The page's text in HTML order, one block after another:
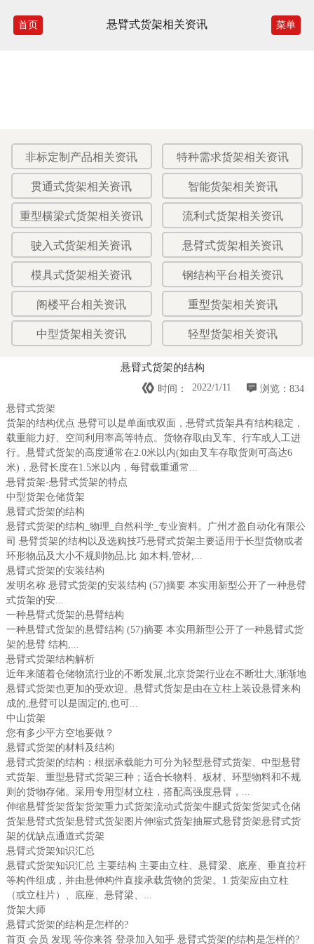
首页 悬臂式货架相关资讯 菜单
非标定制产品相关资讯 特种需求货架相关资讯
贯通式货架相关资讯 智能货架相关资讯
重型横梁式货架相关资讯 流利式货架相关资讯
驶入式货架相关资讯 悬臂式货架相关资讯
模具式货架相关资讯 钢结构平台相关资讯
阁楼平台相关资讯 重型货架相关资讯
中型货架相关资讯 轻型货架相关资讯
悬臂式货架的结构
 浏览：834
 时间：
2022/1/11
悬臂式货架
货架的结构优点 悬臂可以是单面或双面，悬臂式货架具有结构稳定，
载重能力好、空间利用率高等特点。货物存取由叉车、行车或人工进
行。悬臂式货架的高度通常在2.0米以内(如由叉车存取货则可高达6
米)，悬臂长度在1.5米以内，每臂载重通常...
悬臂货架-悬臂式货架的特点
中型货架仓储货架
悬臂式货架的结构
悬臂式货架的结构_物理_自然科学_专业资料。广州才盈自动化有限公
司 悬臂货架的结构以及选购技巧悬臂式货架主要适用于长型货物或者
环形物品及大小不规则物品,比 如木料,管材,...
悬臂式货架的安装结构
发明名称 悬臂式货架的安装结构 (57)摘要 本实用新型公开了一种悬臂
式货架的安...
一种悬臂式货架的悬臂结构
一种悬臂式货架的悬臂结构 (57)摘要 本实用新型公开了一种悬臂式货
架的悬臂 结构,...
悬臂式货架结构解析
近年来随着仓储物流行业的不断发展,北京货架行业在不断壮大,渐渐地
悬臂式货架也更加的受欢迎。悬臂式货架是由在立柱上装设悬臂来构
成的,悬臂可以是固定的,也可...
中山货架
您有多少平方空地要做？
悬臂式货架的材料及结构
悬臂式货架的结构：根据承载能力可分为轻型悬臂式货架、中型悬臂
式货架、重型悬臂式货架三种；适合长物料、板材、环型物料和不规
则的货物存储。采用专用型材立柱，搭配高强度悬臂，...
伸缩悬臂货架货架货架重力式货架流动式货架牛腿式货架货架式仓储
货架悬臂式货架悬臂式货架图片伸缩式货架抽屉式悬臂货架悬臂式货
架的优缺点通道式货架
悬臂式货架知识汇总
悬臂式货架知识汇总 主要结构 主要由立柱、悬臂梁、底座、垂直拉杆
等构件组成，并由悬伸构件直接承载货物的货架。1.货架应由立柱
（或立柱片）、底座、悬臂梁、...
货架大师
悬臂式货架的结构是怎样的?
首页 会员 发现 等你来答 登录加入知乎 悬臂式货架的结构是怎样的?